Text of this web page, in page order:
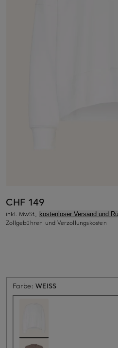
CHF 149
inkl. MwSt., kostenloser Versand und
Zollgebühren und Verzollungskosten
Farbe:WEISS